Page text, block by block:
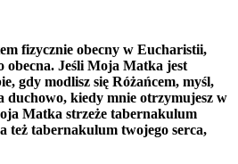
fizycznie obecny w Eucharistii,
Jeśli Moja Matka jest
gdy modlisz się Różańcem, myśl,
duchowo, kiedy mnie otrzymujesz w
Matka strzeże tabernakulum
też tabernakulum twojego serca,